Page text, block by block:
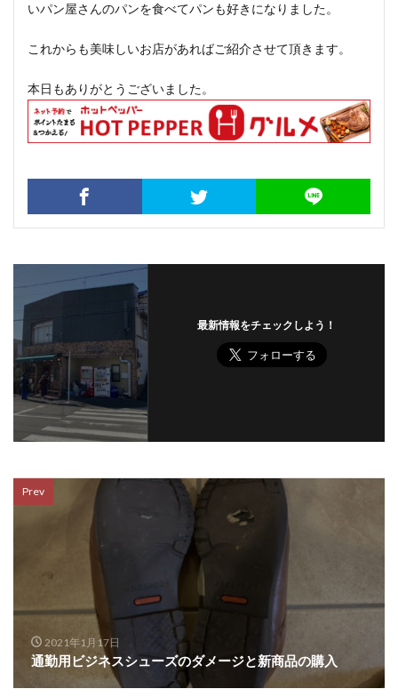
いパン屋さんのパンを食べてパンも好きになりました。
これからも美味しいお店があればご紹介させて頂きます。
本日もありがとうございました。
最新情報をチェックしよう！
Prev
2021年1月17日
通勤用ビジネスシューズのダメージと新商品の購入